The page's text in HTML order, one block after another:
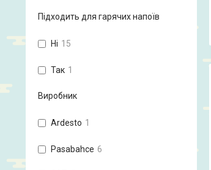
Підходить для гарячих напоїв
Ні 15
Так 1
Виробник
Ardesto 1
Pasabahce 6